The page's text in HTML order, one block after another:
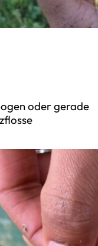
oder gerade